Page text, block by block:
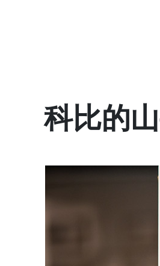
科比的